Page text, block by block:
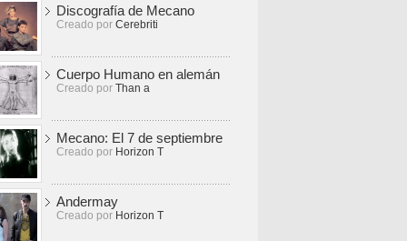
Discografía de Mecano
Creado por Cerebriti
Cuerpo Humano en alemán
Creado por Than a
Mecano: El 7 de septiembre
Creado por Horizon T
Andermay
Creado por Horizon T